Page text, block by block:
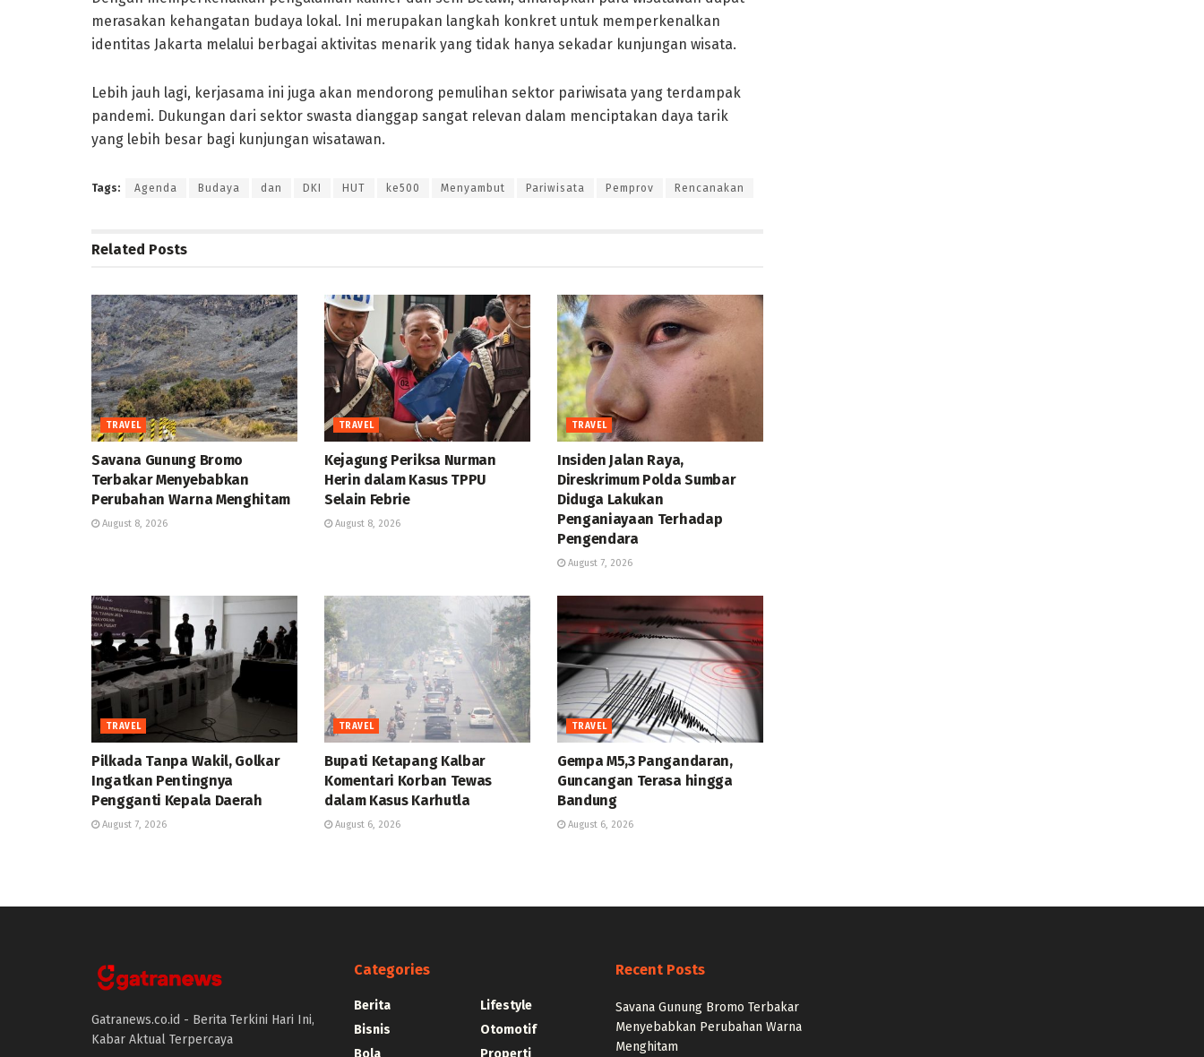
merasakan kehangatan budaya lokal. Ini merupakan langkah konkret untuk memperkenalkan
identitas Jakarta melalui berbagai aktivitas menarik yang tidak hanya sekadar kunjungan wisata.
Lebih jauh lagi, kerjasama ini juga akan mendorong pemulihan sektor pariwisata yang terdampak
pandemi. Dukungan dari sektor swasta dianggap sangat relevan dalam menciptakan daya tarik
yang lebih besar bagi kunjungan wisatawan.
Tags: Agenda Budaya dan DKI HUT ke500 Menyambut Pariwisata Pemprov Rencanakan
Related Posts
TRAVEL
Savana Gunung Bromo
Terbakar Menyebabkan
Perubahan Warna Menghitam
August 8, 2026
TRAVEL
Kejagung Periksa Nurman
Herin dalam Kasus TPPU
Selain Febrie
August 8, 2026
TRAVEL
Insiden Jalan Raya,
Direskrimum Polda Sumbar
Diduga Lakukan
Penganiayaan Terhadap
Pengendara
August 7, 2026
TRAVEL
Pilkada Tanpa Wakil, Golkar
Ingatkan Pentingnya
Pengganti Kepala Daerah
August 7, 2026
TRAVEL
Bupati Ketapang Kalbar
Komentari Korban Tewas
dalam Kasus Karhutla
August 6, 2026
TRAVEL
Gempa M5,3 Pangandaran,
Guncangan Terasa hingga
Bandung
August 6, 2026
Gatranews.co.id - Berita Terkini Hari Ini,
Kabar Aktual Terpercaya
Categories
Berita
Bisnis
Lifestyle
Otomotif
Recent Posts
Savana Gunung Bromo Terbakar
Menyebabkan Perubahan Warna
Menghitam